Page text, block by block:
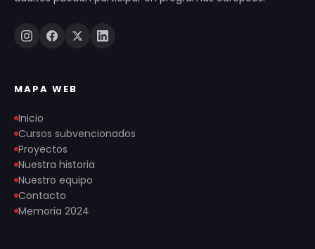
MAPA WEB
Inicio
Cursos subvencionados
Proyectos
Nuestra historia
Nuestro equipo
Contacto
Memoria 2024